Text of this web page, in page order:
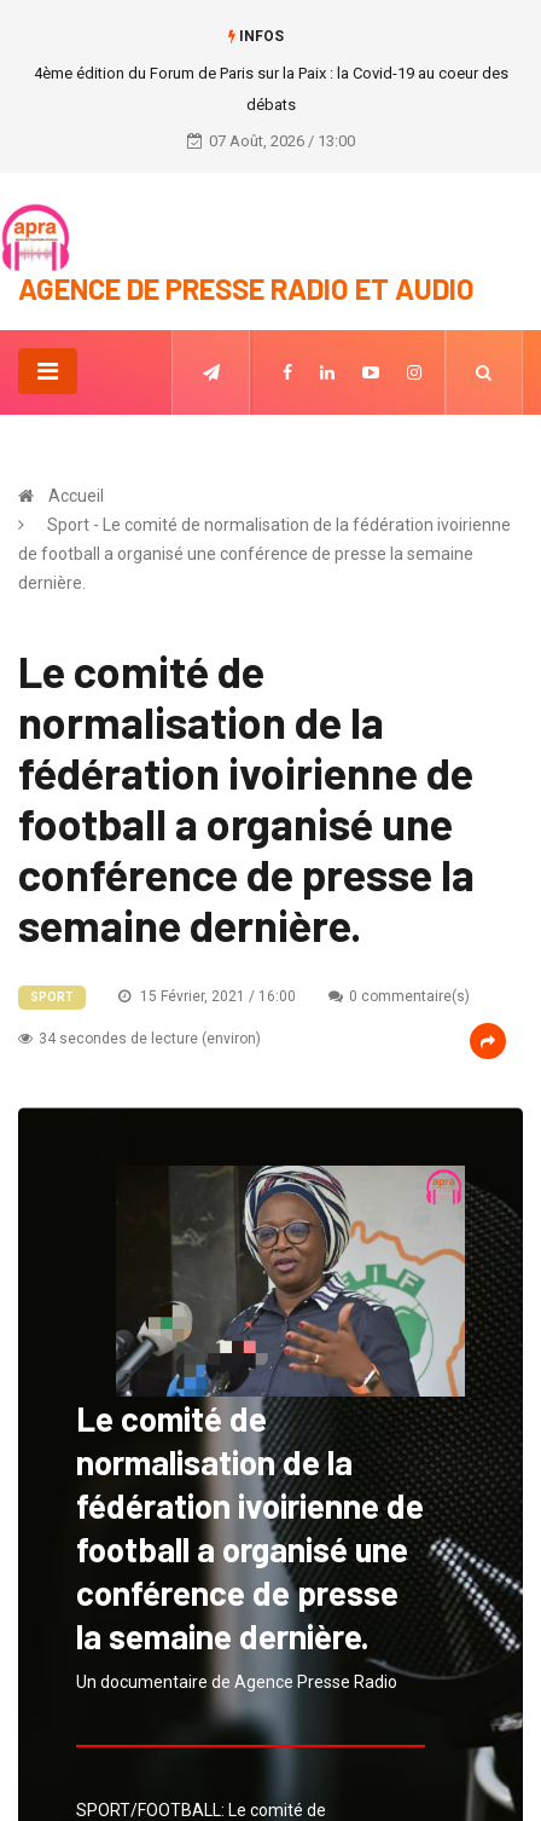
INFOS
4ème édition du Forum de Paris sur la Paix : la Covid-19 au coeur des
débats
07 Août, 2026 / 13:00
AGENCE DE PRESSE RADIO ET AUDIO
Accueil
Sport - Le comité de normalisation de la fédération ivoirienne
de football a organisé une conférence de presse la semaine
dernière.
Le comité de
normalisation de la
fédération ivoirienne de
football a organisé une
conférence de presse la
semaine dernière.
SPORT 15 Février, 2021 / 16:00 0 commentaire(s)
34 secondes de lecture (environ)
Le comité de
normalisation de la
fédération ivoirienne de
football a organisé une
conférence de presse
la semaine dernière.
Un documentaire de Agence Presse Radio
SPORT/FOOTBALL: Le comité de